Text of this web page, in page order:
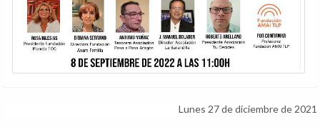
Lunes 27 de diciembre de 2021